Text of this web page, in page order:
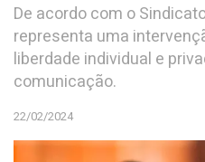
De acordo com o
representa uma
liberdade individual e
comunicação.
22/02/2024